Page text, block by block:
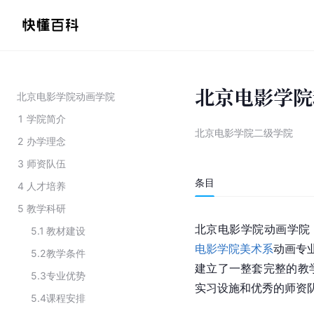
北京电影学院动画学院
1 学院简介
2 办学理念
3 师资队伍
4 人才培养
5 教学科研
5.1 教材建设
5.2教学条件
5.3专业优势
5.4课程安排
北京电影学
北京电影学院二级学院
条目
北京电影学院动画学
电影学院美术系动画专
建立了一整套完整的
实习设施和优秀的师资